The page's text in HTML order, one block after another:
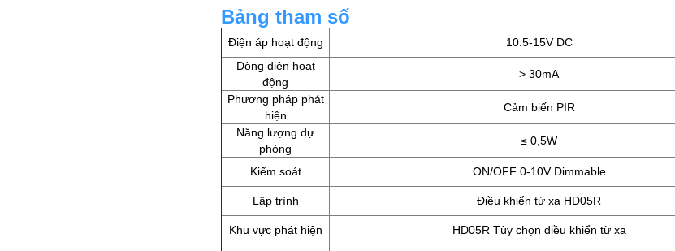
Bảng tham số
Điện áp hoạt động
10.5-15V DC
Dòng điện hoạt
động
> 30mA
Phương pháp phát
hiện
Cảm biến PIR
Năng lượng dự
phòng
≤ 0,5W
Kiểm soát ON/OFF 0-10V Dimmable
Lập trình Điều khiển từ xa HD05R
Khu vực phát hiện HD05R Tùy chọn điều khiển từ xa